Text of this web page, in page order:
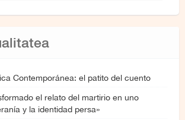
Contemporánea: el patito del cuento
el relato del martirio en uno
y la identidad persa»